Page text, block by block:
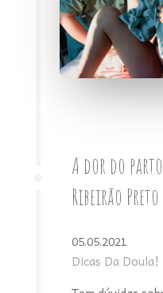
A dor do
Ribeirão Preto
05.05.2021
Dicas Da Doula!